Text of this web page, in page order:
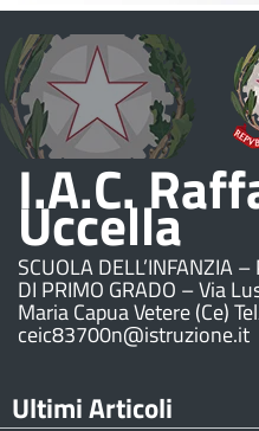
I.A.C.
Uccella
SCUOLA DELL’INFANZIA
DI PRIMO GRADO – Via
Maria Capua Vetere (Ce)
ceic83700n@istruzione.it
Ultimi Articoli